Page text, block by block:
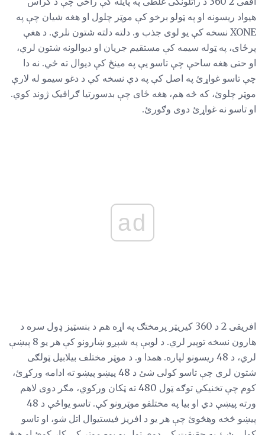
هیواد ریسونه او په ټولو برخو کې موټر چلول او هغه شیان چې په
XONE نسخه کې یو لوی جذب و. دلته دلته شتون نلري. د هغې
پرځای، په ټوله سیمه کې مستقیم جریان او دیوالونه شتون لري،
او حتی هغه ساحې چې تاسو یې په مینځ کې دیوال ته ځي. نه دا
چې تاسو غواړئ په اصل کې په دې نسخه کې د دغو سیمو له لارې
موټر چلوئ، که څه هم، هغه ځای چې بدسورتیا ګرافیک ژوند کوي.
او تاسو نه غواړئ دوی وګورئ.
ad
افریقی 2 د 360 کیریټر پرمختګ په اړه هم د بنسټیز ډول سره د
هارون نسخه توپیر لري. د لوبې په شپږو ښارونو کې هر یو 8 پیښې
لري، د 48 ریسونو لپاره. همدا و. د موټر مختلف بیلابیل ټولګی
شتون لري چې تاسو کولی شئ د 48 پیښو پیښو ته ادامه ورکړئ،
کوم چې تخنیکي توګه ټول 480 ته ټکان ورکوي، مګر دوی لاهم
ورته پیښې دي او بیا په مختلفو موټرونو کې. تاسو یواځې د 48
پیښو څخه وهڅوئ چې هر یو د افریز فیستیوال اتل شو، او تاسو